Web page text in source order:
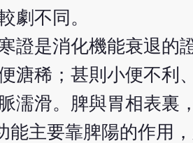
劇不同。
證是消化機能衰退的
溏稀；甚則小便不利
濡滑。脾與胃相表裏
能主要靠脾陽的作用